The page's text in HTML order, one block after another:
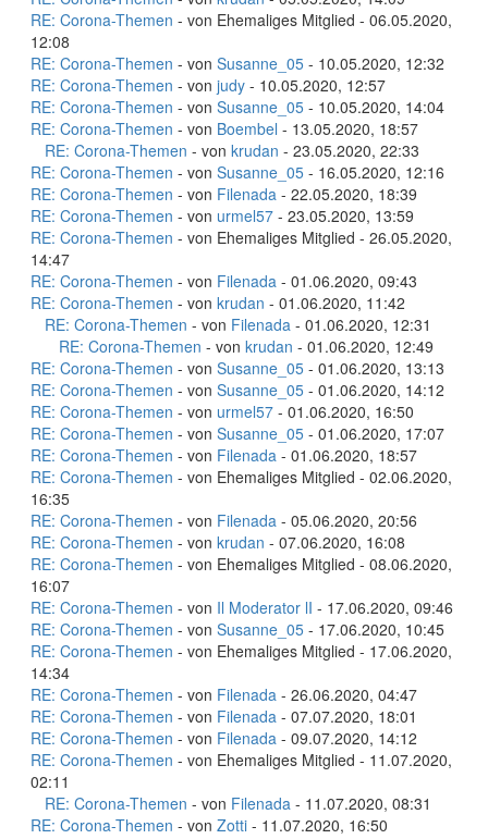
RE: Corona-Themen - von Ehemaliges Mitglied - 06.05.2020,
12:08
RE: Corona-Themen - von Susanne_05 - 10.05.2020, 12:32
RE: Corona-Themen - von judy - 10.05.2020, 12:57
RE: Corona-Themen - von Susanne_05 - 10.05.2020, 14:04
RE: Corona-Themen - von Boembel - 13.05.2020, 18:57
RE: Corona-Themen - von krudan - 23.05.2020, 22:33
RE: Corona-Themen - von Susanne_05 - 16.05.2020, 12:16
RE: Corona-Themen - von Filenada - 22.05.2020, 18:39
RE: Corona-Themen - von urmel57 - 23.05.2020, 13:59
RE: Corona-Themen - von Ehemaliges Mitglied - 26.05.2020,
14:47
RE: Corona-Themen - von Filenada - 01.06.2020, 09:43
RE: Corona-Themen - von krudan - 01.06.2020, 11:42
RE: Corona-Themen - von Filenada - 01.06.2020, 12:31
RE: Corona-Themen - von krudan - 01.06.2020, 12:49
RE: Corona-Themen - von Susanne_05 - 01.06.2020, 13:13
RE: Corona-Themen - von Susanne_05 - 01.06.2020, 14:12
RE: Corona-Themen - von urmel57 - 01.06.2020, 16:50
RE: Corona-Themen - von Susanne_05 - 01.06.2020, 17:07
RE: Corona-Themen - von Filenada - 01.06.2020, 18:57
RE: Corona-Themen - von Ehemaliges Mitglied - 02.06.2020,
16:35
RE: Corona-Themen - von Filenada - 05.06.2020, 20:56
RE: Corona-Themen - von krudan - 07.06.2020, 16:08
RE: Corona-Themen - von Ehemaliges Mitglied - 08.06.2020,
16:07
RE: Corona-Themen - von Il Moderator lI - 17.06.2020, 09:46
RE: Corona-Themen - von Susanne_05 - 17.06.2020, 10:45
RE: Corona-Themen - von Ehemaliges Mitglied - 17.06.2020,
14:34
RE: Corona-Themen - von Filenada - 26.06.2020, 04:47
RE: Corona-Themen - von Filenada - 07.07.2020, 18:01
RE: Corona-Themen - von Filenada - 09.07.2020, 14:12
RE: Corona-Themen - von Ehemaliges Mitglied - 11.07.2020,
02:11
RE: Corona-Themen - von Filenada - 11.07.2020, 08:31
RE: Corona-Themen - von Zotti - 11.07.2020, 16:50